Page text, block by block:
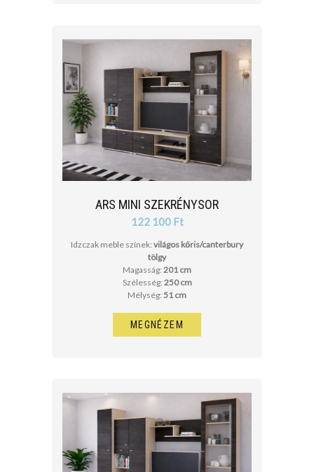
ARS MINI SZEKRÉNYSOR
122 100 Ft
Idzczak meble színek: világos kőris/canterbury
tölgy
Magasság: 201 cm
Szélesség: 250 cm
Mélység: 51 cm
MEGNÉZEM